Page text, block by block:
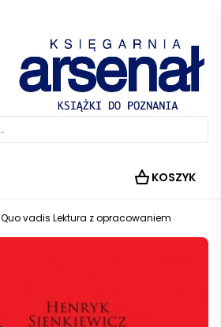
KOSZYK
Quo vadis Lektura z opracowaniem